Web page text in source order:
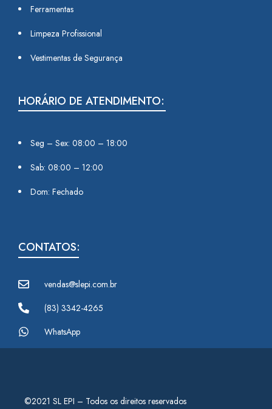
Ferramentas
Limpeza Profissional
Vestimentas de Segurança
HORÁRIO DE ATENDIMENTO:
Seg – Sex: 08:00 – 18:00
Sab: 08:00 – 12:00
Dom: Fechado
CONTATOS:
vendas@slepi.com.br
(83) 3342-4265
WhatsApp
©2021 SL EPI – Todos os direitos reservados